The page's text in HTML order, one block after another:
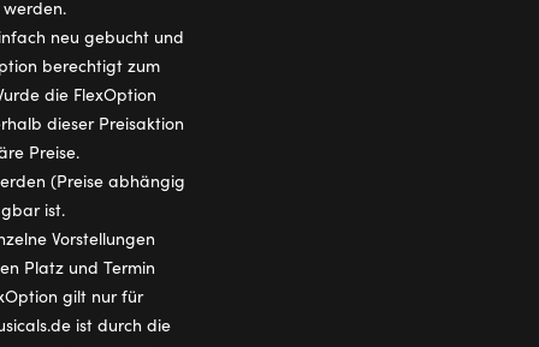
neu gebucht und
berechtigt zum
die FlexOption
dieser Preisaktion
Preise.
(Preise abhängig
ist.
Vorstellungen
Platz und Termin
gilt nur für
ist durch die